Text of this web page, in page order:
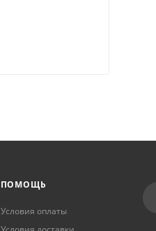
ПОМОЩЬ
Условия оплаты